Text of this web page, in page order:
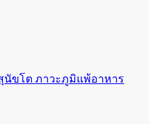
นัขโต ภาวะภูมิแพ้อาหาร